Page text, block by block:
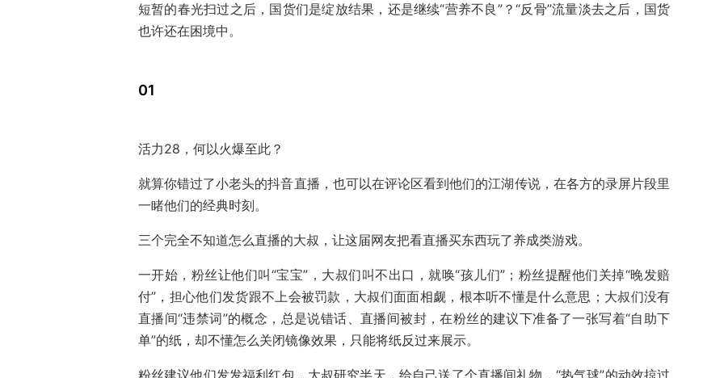
短暂的春光扫过之后，国货们是绽放结果，还是继续“营养不良”？“反骨”流量淡去之后，国货
也许还在困境中。
01
活力28，何以火爆至此？
就算你错过了小老头的抖音直播，也可以在评论区看到他们的江湖传说，在各方的录屏片段里
一睹他们的经典时刻。
三个完全不知道怎么直播的大叔，让这届网友把看直播买东西玩了养成类游戏。
一开始，粉丝让他们叫“宝宝”，大叔们叫不出口，就唤“孩儿们”；粉丝提醒他们关掉“晚发赔
付”，担心他们发货跟不上会被罚款，大叔们面面相觑，根本听不懂是什么意思；大叔们没有
直播间“违禁词”的概念，总是说错话、直播间被封，在粉丝的建议下准备了一张写着“自助下
单”的纸，却不懂怎么关闭镜像效果，只能将纸反过来展示。